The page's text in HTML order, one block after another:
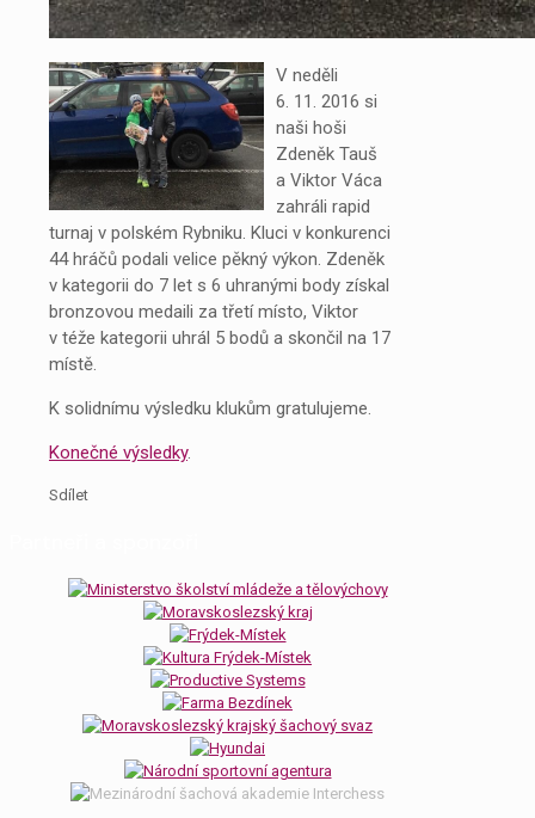
V neděli
6. 11. 2016 si
naši hoši
Zdeněk Tauš
a Viktor Váca
zahráli rapid
turnaj v polském Rybniku. Kluci v konkurenci
44 hráčů podali velice pěkný výkon. Zdeněk
v kategorii do 7 let s 6 uhranými body získal
bronzovou medaili za třetí místo, Viktor
v téže kategorii uhrál 5 bodů a skončil na 17
místě.
K solidnímu výsledku klukům gratulujeme.
Konečné výsledky.
Sdílet